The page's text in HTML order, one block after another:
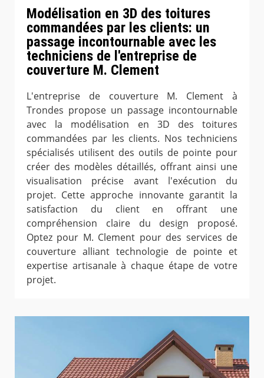
Modélisation en 3D des toitures
commandées par les clients: un
passage incontournable avec les
techniciens de l'entreprise de
couverture M. Clement
L'entreprise de couverture M. Clement à
Trondes propose un passage incontournable
avec la modélisation en 3D des toitures
commandées par les clients. Nos techniciens
spécialisés utilisent des outils de pointe pour
créer des modèles détaillés, offrant ainsi une
visualisation précise avant l'exécution du
projet. Cette approche innovante garantit la
satisfaction du client en offrant une
compréhension claire du design proposé.
Optez pour M. Clement pour des services de
couverture alliant technologie de pointe et
expertise artisanale à chaque étape de votre
projet.